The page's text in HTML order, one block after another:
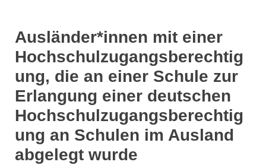
Ausländer*innen mit einer
Hochschulzugangsberechtig
ung, die an einer Schule zur
Erlangung einer deutschen
Hochschulzugangsberechtig
ung an Schulen im Ausland
abgelegt wurde